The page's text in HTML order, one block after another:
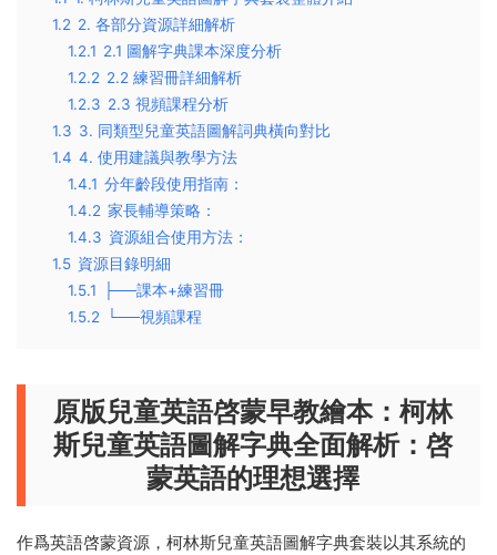
1.2 2. 各部分資源詳細解析
1.2.1 2.1 圖解字典課本深度分析
1.2.2 2.2 練習冊詳細解析
1.2.3 2.3 視頻課程分析
1.3 3. 同類型兒童英語圖解詞典橫向對比
1.4 4. 使用建議與教學方法
1.4.1 分年齡段使用指南：
1.4.2 家長輔導策略：
1.4.3 資源組合使用方法：
1.5 資源目錄明細
1.5.1
├──課本+練習冊
1.5.2
└──視頻課程
原版兒童英語啓蒙早教繪本：柯林
斯兒童英語圖解字典全面解析：啓
蒙英語的理想選擇
作爲英語啓蒙資源，柯林斯兒童英語圖解字典套裝以其系統的